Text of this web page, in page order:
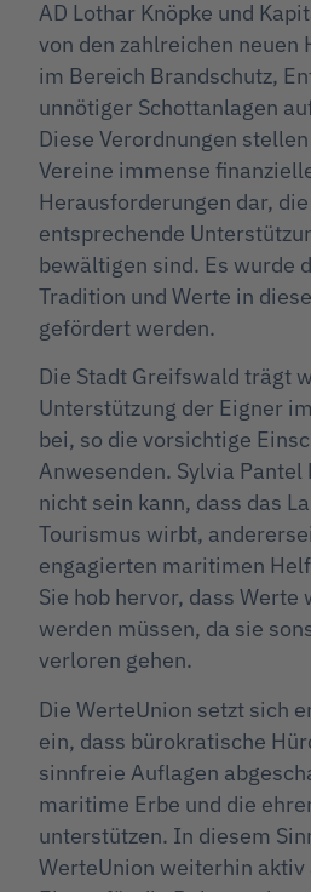
AD Lothar Knöpke und
von den zahlreichen neuen
im Bereich Brandschutz,
unnötiger Schottanlagen
Diese Verordnungen
Vereine immense
Herausforderungen dar,
entsprechende
bewältigen sind. Es wurde
Tradition und Werte in
gefördert werden.
Die Stadt Greifswald trägt
Unterstützung der Eigner
bei, so die vorsichtige
Anwesenden. Sylvia Pantel
nicht sein kann, dass das
Tourismus wirbt,
engagierten maritimen
Sie hob hervor, dass
werden müssen, da sie
verloren gehen.
Die WerteUnion setzt sich
ein, dass bürokratische
sinnfreie Auflagen
maritime Erbe und die
unterstützen. In diesem
WerteUnion weiterhin